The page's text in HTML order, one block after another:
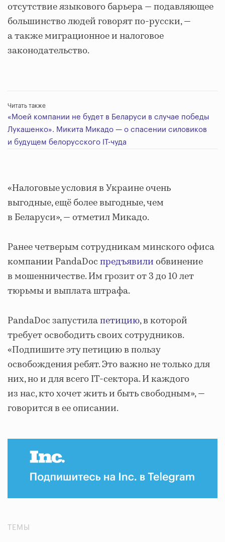
отсутствие языкового барьера — подавляющее
большинство людей говорят по-русски, —
а также миграционное и налоговое
законодательство.
Читать также
«Моей компании не будет в Беларуси в случае победы
Лукашенко». Микита Микадо — о спасении силовиков
и будущем белорусского IT-чуда
«Налоговые условия в Украине очень
выгодные, ещё более выгодные, чем
в Беларуси», — отметил Микадо.
Ранее четверым сотрудникам минского офиса
компании PandaDocпредъявилиобвинение
в мошенничестве. Им грозит от 3 до 10 лет
тюрьмы и выплата штрафа.
PandaDoc запустилапетицию, в которой
требует освободить своих сотрудников.
«Подпишите эту петицию в пользу
освобождения ребят. Это важно не только для
них, но и для всего IT-сектора. И каждого
из нас, кто хочет жить и быть свободным», —
говорится в ее описании.
ТЕМЫ